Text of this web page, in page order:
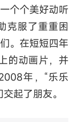
个个美好动听
克服了重重困
。在短短四年
的动画片，并
年，“乐乐
起了朋友。